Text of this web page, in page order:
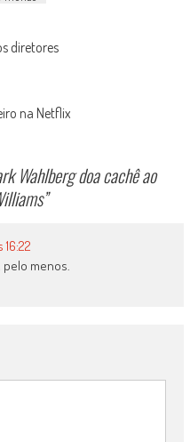
diretores
na Netflix
Wahlberg doa cachê ao
”
16:22
menos.